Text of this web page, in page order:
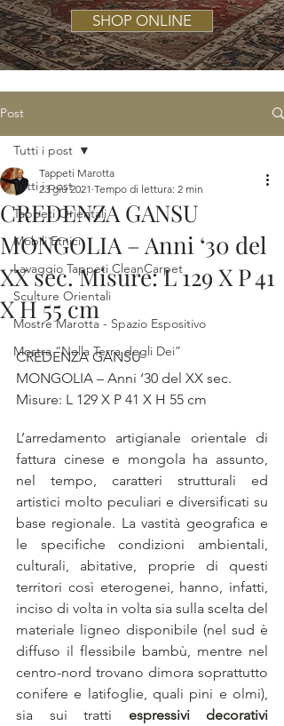
SHOP ONLINE
Post
Tutti i post
Tappeti Orientali
Mobili Etnici
Lavaggio Tappeti CleanCarpet
Sculture Orientali
Mostre Marotta - Spazio Espositivo
Mostra “Nella Terra degli Dei”
Tutti i post
CREDENZA GANSU
MONGOLIA – Anni ‘30 del
XX sec. Misure: L 129 X P 41
X H 55 cm
Tappeti Marotta
23 giu 2021 Tempo di lettura: 2 min
CREDENZA GANSU
MONGOLIA – Anni ‘30 del XX sec.
Misure: L 129 X P 41 X H 55 cm
L’arredamento artigianale orientale di
fattura cinese e mongola ha assunto,
nel tempo, caratteri strutturali ed
artistici molto peculiari e diversificati su
base regionale. La vastità geografica e
le specifiche condizioni ambientali,
culturali, abitative, proprie di questi
territori così eterogenei, hanno, infatti,
inciso di volta in volta sia sulla scelta del
materiale ligneo disponibile (nel sud è
diffuso il flessibile bambù, mentre nel
centro-nord trovano dimora soprattutto
conifere e latifoglie, quali pini e olmi),
sia sui tratti espressivi decorativi